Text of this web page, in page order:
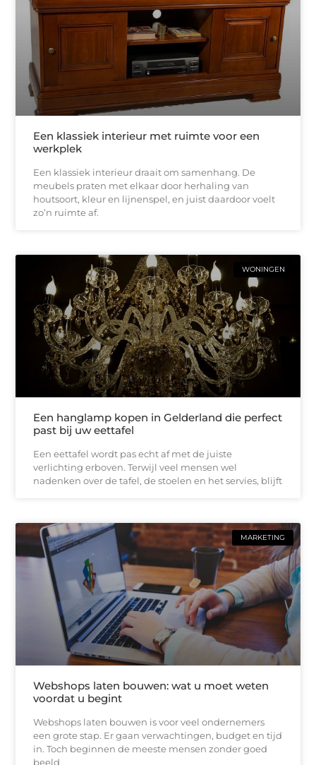
Een klassiek interieur met ruimte voor een
werkplek
Een klassiek interieur draait om samenhang. De
meubels praten met elkaar door herhaling van
houtsoort, kleur en lijnenspel, en juist daardoor voelt
zo’n ruimte af.
WONINGEN
Een hanglamp kopen in Gelderland die perfect
past bij uw eettafel
Een eettafel wordt pas echt af met de juiste
verlichting erboven. Terwijl veel mensen wel
nadenken over de tafel, de stoelen en het servies, blijft
MARKETING
Webshops laten bouwen: wat u moet weten
voordat u begint
Webshops laten bouwen is voor veel ondernemers
een grote stap. Er gaan verwachtingen, budget en tijd
in. Toch beginnen de meeste mensen zonder goed
beeld